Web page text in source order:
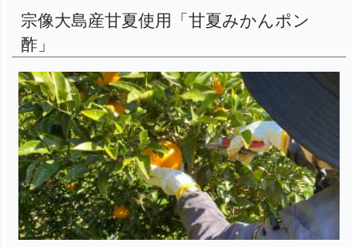
宗像大島産甘夏使用「甘夏みかんポン
酢」